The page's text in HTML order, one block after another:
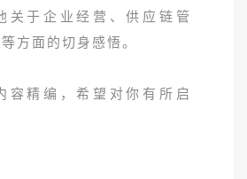
关于企业经营、供应链管
方面的切身感悟。
容精编，希望对你有所启